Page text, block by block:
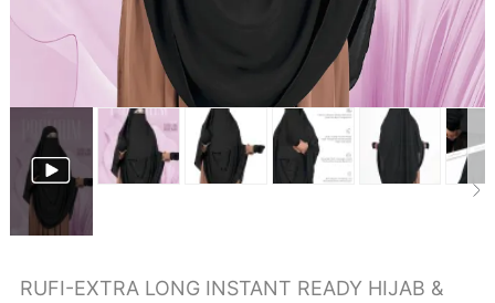
RUFI-EXTRA LONG INSTANT READY HIJAB &